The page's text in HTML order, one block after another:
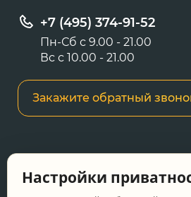
+7 (495) 374-91-52
Пн-Сб с 9.00 - 21.00
Вс с 10.00 - 21.00
Закажите обратный
сайте носит
Настройки